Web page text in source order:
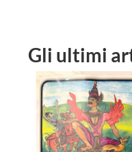
Gli ultimi